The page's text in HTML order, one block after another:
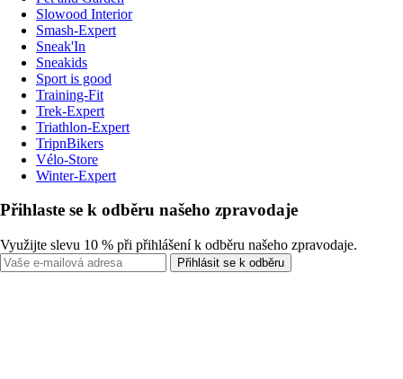
Slowood Interior
Smash-Expert
Sneak'In
Sneakids
Sport is good
Training-Fit
Trek-Expert
Triathlon-Expert
TripnBikers
Vélo-Store
Winter-Expert
Přihlaste se k odběru našeho zpravodaje
Využijte slevu 10 % při přihlášení k odběru našeho zpravodaje.
Přihlásit se k odběru